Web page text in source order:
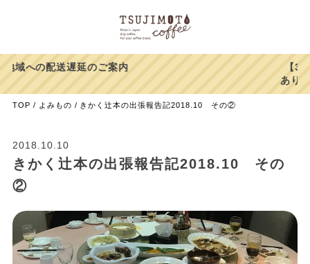
TOP よみもの きかく辻本の出張報告記2018.10 その②
2018.10.10
きかく辻本の出張報告記2018.10 その
②